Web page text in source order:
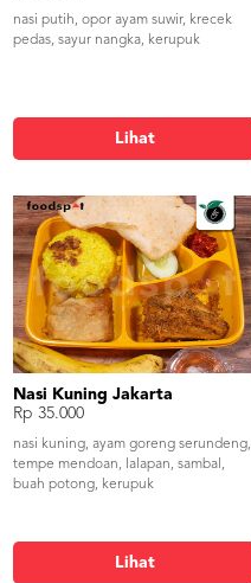
nasi putih, opor ayam suwir, krecek
pedas, sayur nangka, kerupuk
Lihat
Nasi Kuning Jakarta
Rp 35.000
nasi kuning, ayam goreng serundeng,
tempe mendoan, lalapan, sambal,
buah potong, kerupuk
Lihat